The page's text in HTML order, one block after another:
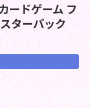
ードゲーム フ
ターパック